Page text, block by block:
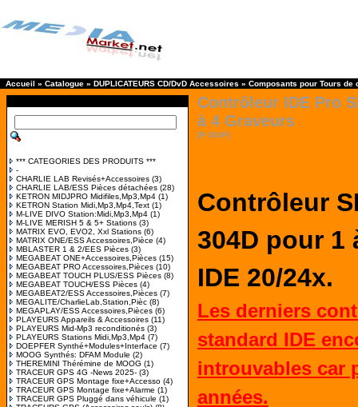
Accueil » Catalogue » DUPLICATEURS CD/DvD Accessoires » Composants pour Tours de
*** CATEGORIES DES PRODUITS ***
-
CHARLIE LAB Revisés+Accessoires (3)
CHARLIE LAB/ESS Pièces détachées (28)
KETRON MIDJPRO Midifiles,Mp3,Mp4 (1)
KETRON Station Midi,Mp3,Mp4,Text (1)
M-LIVE DIVO Station:Midi,Mp3,Mp4 (1)
M-LIVE MERISH 5 & 5+ Stations (3)
MATRIX EVO, EVO2, Xxl Stations (6)
MATRIX ONE/ESS Accessoires,Pièce (4)
MBLASTER 1 & 2/EES Pièces (3)
MEGABEAT ONE+Accessoires,Pièces (15)
MEGABEAT PRO Accessoires,Pièces (10)
MEGABEAT TOUCH PLUS/ESS Pièces (8)
MEGABEAT TOUCH/ESS Pièces (4)
MEGABEAT2/ESS Accessoires,Pièces (7)
MEGALITE/CharlieLab,Station,Pièc (8)
MEGAPLAY/ESS Accessoires,Pièces (6)
PLAYEURS Appareils & Accessoires (11)
PLAYEURS Mid-Mp3 reconditionés (3)
PLAYEURS Stations Midi,Mp3,Mp4 (7)
DOEPFER Synthé+Modules+Interface (7)
MOOG Synthés: DFAM Module (2)
THEREMINI Thérémine de MOOG (1)
TRACEUR GPS 4G -News 2025- (3)
TRACEUR GPS Montage fixe+Accesso (4)
TRACEUR GPS Montage fixe+Alarme (1)
TRACEUR GPS Pluggé dans véhicule (1)
Contrôleur IDE Pro
à 4 Graveurs
[P-304P]
Contrôleur
304D pour 1
IDE 20/24x.
Les derniers
standard IDE
introuvables car
années.